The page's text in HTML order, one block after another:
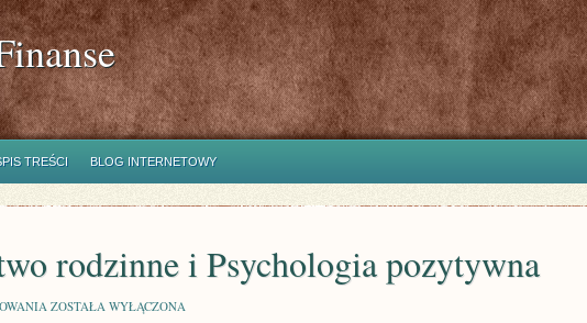
TREŚCI BLOG INTERNETOWY
rodzinne i Psychologia pozytywna
PORADNICTWO
ZOSTAŁA WYŁĄCZONA